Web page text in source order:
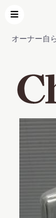
オーナー自